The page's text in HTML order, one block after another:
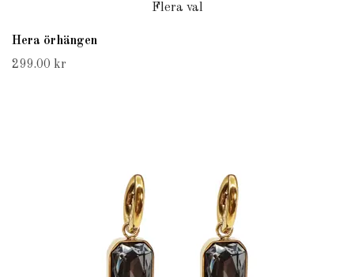
Flera val
Hera örhängen
299.00 kr